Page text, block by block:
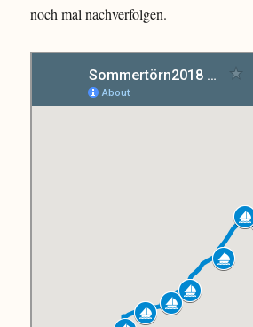
noch mal nachverfolgen.